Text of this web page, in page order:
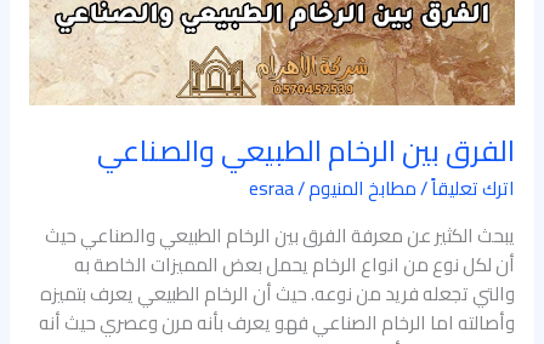
الفرق بين الرخام الطبيعي والصناعي
اترك تعليقاً/مطابخ المنيوم/
esraa
يبحث الكثير عن معرفة الفرق بين الرخام الطبيعي والصناعي حيث
أن لكل نوع من انواع الرخام يحمل بعض المميزات الخاصة به
والتي تجعله فريد من نوعه. حيث أن الرخام الطبيعي يعرف بتميزه
وأصالته اما الرخام الصناعي فهو يعرف بأنه مرن وعصري حيث أنه